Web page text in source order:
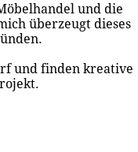
und die
überzeugt dieses
und finden kreative